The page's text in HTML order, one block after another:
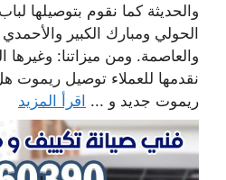
والحديثة كما نقوم بتوصيلها
الحولي ومبارك الكبير والأحمدي
والعاصمة. ومن ميزاتنا: وغيرها
نقدمها للعملاء توصيل ريموت
ريموت جديد و ... اقرأ المزيد